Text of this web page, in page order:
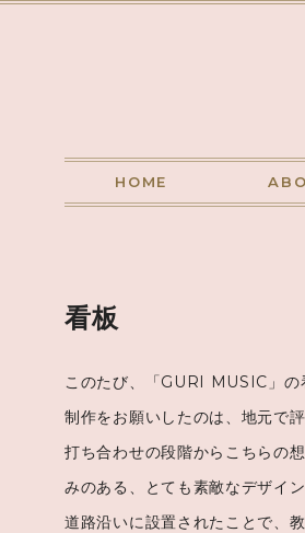
HOME
看板
このたび、「GURI MUSIC」の
制作をお願いしたのは、地元で
打ち合わせの段階からこちらの
みのある、とても素敵なデザイ
道路沿いに設置されたことで、